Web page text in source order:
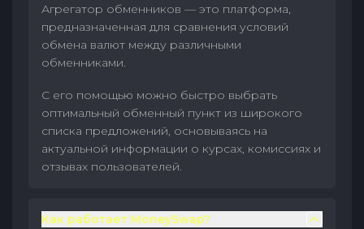
Агрегатор обменников — это платформа,
предназначенная для сравнения условий
обмена валют между различными
обменниками.
С его помощью можно быстро выбрать
оптимальный обменный пункт из широкого
списка предложений, основываясь на
актуальной информации о курсах, комиссиях и
отзывах пользователей.
Как работает MoneySwap?